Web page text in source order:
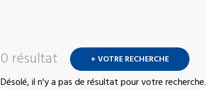
0 résultat + VOTRE RECHERCHE
Désolé, il n'y a pas de résultat pour votre recherche.